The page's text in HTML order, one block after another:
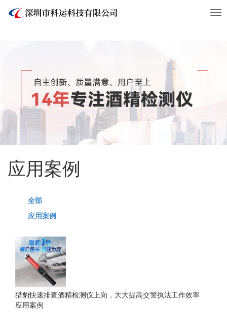
应用案例
全部
应用案例
猎豹快速排查酒精检测仪上岗，大大提高交警执法工作效率
应用案例